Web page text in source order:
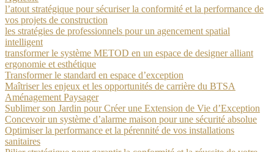
l’atout stratégique pour sécuriser la conformité et la performance de
vos projets de construction
les stratégies de professionnels pour un agencement spatial
intelligent
transformer le système METOD en un espace de designer alliant
ergonomie et esthétique
Transformer le standard en espace d’exception
Maîtriser les enjeux et les opportunités de carrière du BTSA
Aménagement Paysager
Sublimer son Jardin pour Créer une Extension de Vie d’Exception
Concevoir un système d’alarme maison pour une sécurité absolue
Optimiser la performance et la pérennité de vos installations
sanitaires